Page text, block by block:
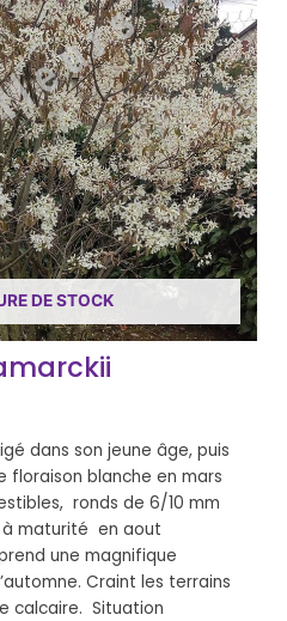
DE STOCK
dans son jeune âge, puis
floraison blanche en mars
ronds de 6/10 mm
maturité en aout
une magnifique
Craint les terrains
calcaire. Situation